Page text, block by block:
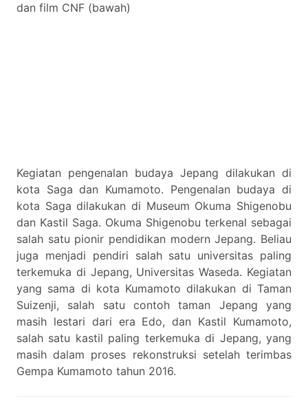
dan film CNF (bawah)
Kegiatan pengenalan budaya Jepang dilakukan di
kota Saga dan Kumamoto. Pengenalan budaya di
kota Saga dilakukan di Museum Okuma Shigenobu
dan Kastil Saga. Okuma Shigenobu terkenal sebagai
salah satu pionir pendidikan modern Jepang. Beliau
juga menjadi pendiri salah satu universitas paling
terkemuka di Jepang, Universitas Waseda. Kegiatan
yang sama di kota Kumamoto dilakukan di Taman
Suizenji, salah satu contoh taman Jepang yang
masih lestari dari era Edo, dan Kastil Kumamoto,
salah satu kastil paling terkemuka di Jepang, yang
masih dalam proses rekonstruksi setelah terimbas
Gempa Kumamoto tahun 2016.